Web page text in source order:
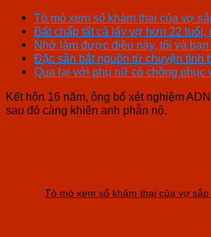
Tò mò xem sổ khám thai của vợ
Bất chấp tất cả lấy vợ hơn 22
Nhờ làm được điều này, tôi và
Đặc sản bắt nguồn từ chuyện
Qua lại với phụ nữ có chồng phục
Kết hôn 16 năm, ông bố xét nghiệm
sau đó càng khiến anh phẫn nộ.
Tò mò xem sổ khám thai của vợ